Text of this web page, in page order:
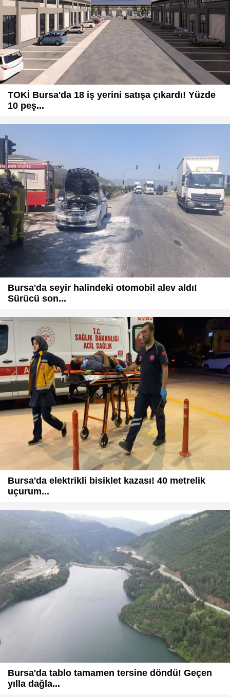
TOKİ Bursa'da 18 iş yerini satışa çıkardı! Yüzde
10 peş...
Bursa'da seyir halindeki otomobil alev aldı!
Sürücü son...
Bursa'da elektrikli bisiklet kazası! 40 metrelik
uçurum...
Bursa'da tablo tamamen tersine döndü! Geçen
yılla dağla...